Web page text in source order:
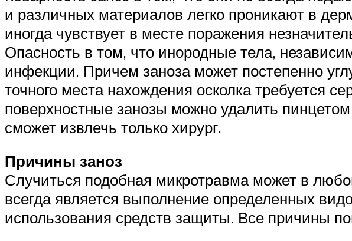
и различных материалов легко проникают в
иногда чувствует в месте поражения
Опасность в том, что инородные тела,
инфекции. Причем заноза может постепенно
точного места нахождения осколка требуется
поверхностные занозы можно удалить
сможет извлечь только хирург.
Причины заноз
Случиться подобная микротравма может в
всегда является выполнение определенных
использования средств защиты. Все причины